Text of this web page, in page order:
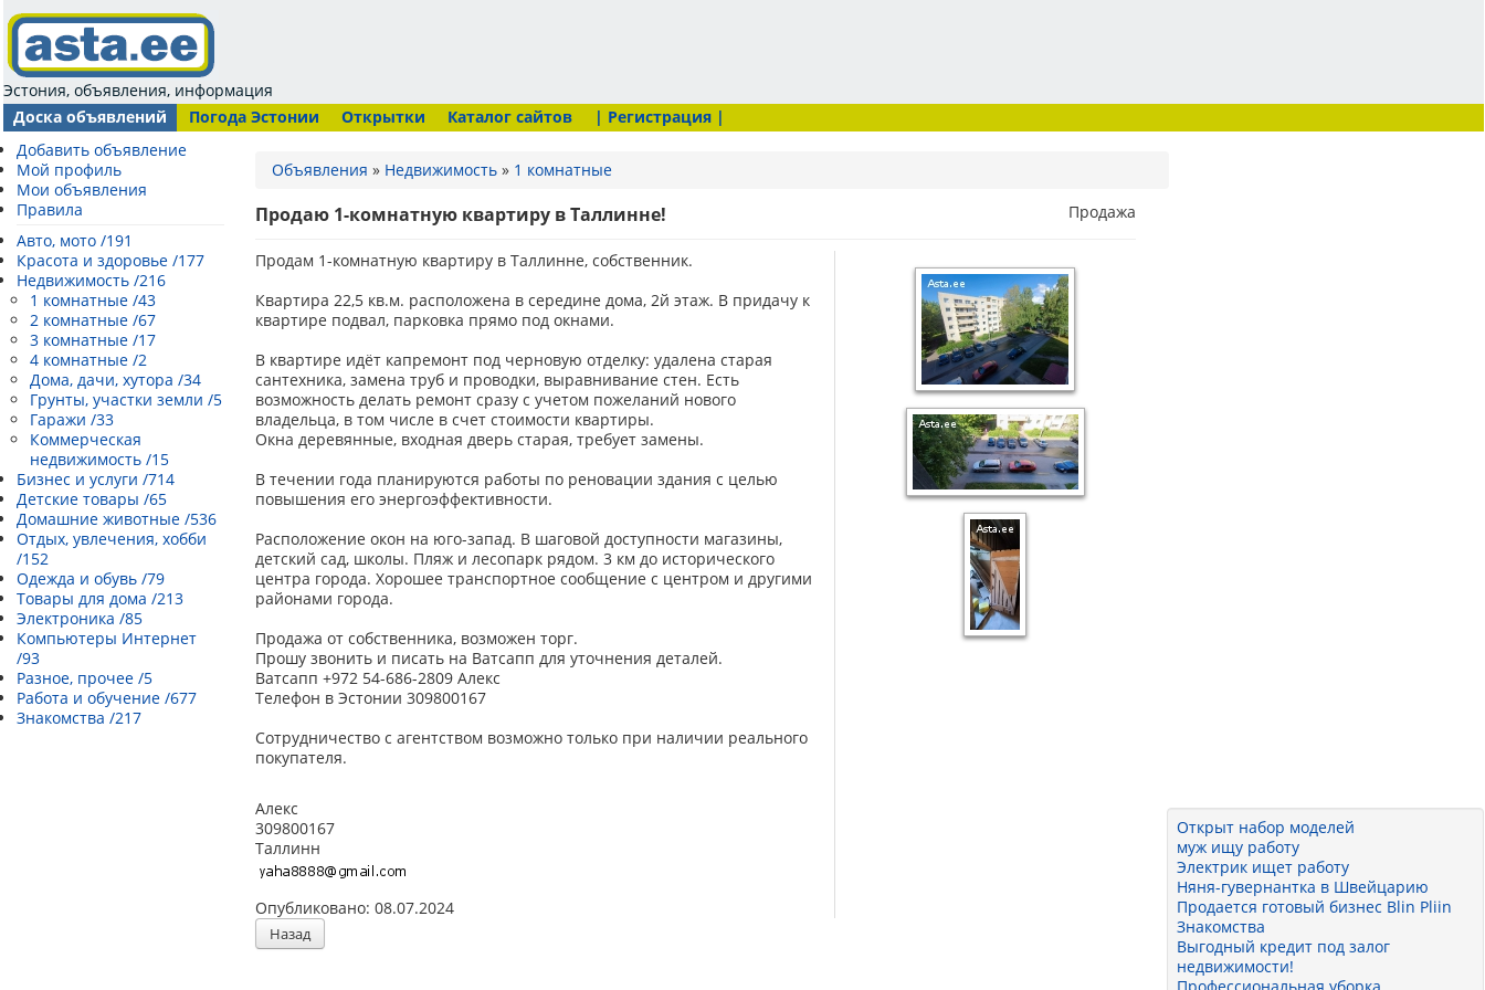
Эстония, объявления, информация
Доска объявлений
Погода Эстонии Открытки Каталог сайтов
| Регистрация |
Добавить объявление
Мой профиль
Мои объявления
Правила
Авто, мото /191
Красота и здоровье /177
Недвижимость /216
1 комнатные /43
2 комнатные /67
3 комнатные /17
4 комнатные /2
Дома, дачи, хутора /34
Грунты, участки земли /5
Гаражи /33
Коммерческая
недвижимость /15
Бизнес и услуги /714
Детские товары /65
Домашние животные /536
Отдых, увлечения, хобби
/152
Одежда и обувь /79
Товары для дома /213
Электроника /85
Компьютеры Интернет
/93
Разное, прочее /5
Работа и обучение /677
Знакомства /217
Объявления » Недвижимость » 1 комнатные
Продаю 1-комнатную квартиру в Таллинне! Продажа
Продам 1-комнатную квартиру в Таллинне, собственник.
Квартира 22,5 кв.м. расположена в середине дома, 2й этаж. В придачу к
квартире подвал, парковка прямо под окнами.
В квартире идёт капремонт под черновую отделку: удалена старая
сантехника, замена труб и проводки, выравнивание стен. Есть
возможность делать ремонт сразу с учетом пожеланий нового
владельца, в том числе в счет стоимости квартиры.
Окна деревянные, входная дверь старая, требует замены.
В течении года планируются работы по реновации здания с целью
повышения его энергоэффективности.
Расположение окон на юго-запад. В шаговой доступности магазины,
детский сад, школы. Пляж и лесопарк рядом. 3 км до исторического
центра города. Хорошее транспортное сообщение с центром и другими
районами города.
Продажа от собственника, возможен торг.
Прошу звонить и писать на Ватсапп для уточнения деталей.
Ватсапп +972 54-686-2809 Алекс
Телефон в Эстонии 309800167
Сотрудничество с агентством возможно только при наличии реального
покупателя.
Алекс
309800167
Таллинн
Опубликовано: 08.07.2024
Назад
Открыт набор моделей
муж ищу работу
Электрик ищет работу
Няня-гувернантка в Швейцарию
Продается готовый бизнес Blin Pliin
Знакомства
Выгодный кредит под залог
недвижимости!